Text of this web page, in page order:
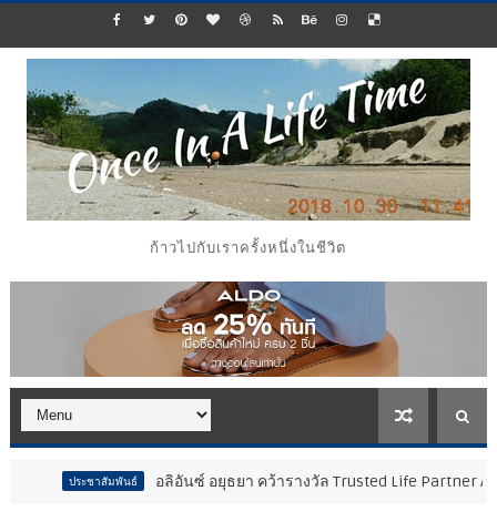
ก้าวไปกับเราครั้งหนึ่งในชีวิต
อลิอันซ์ อยุธยา คว้ารางวัล Trusted Life Partner Award ในง